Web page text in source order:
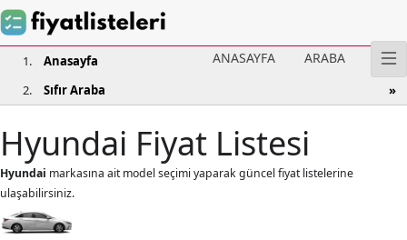
ANASAYFA ARABA
Anasayfa
Sıfır Araba
Hyundai Fiyat Listesi
Hyundai markasına ait model seçimi yaparak güncel fiyat listelerine
ulaşabilirsiniz.